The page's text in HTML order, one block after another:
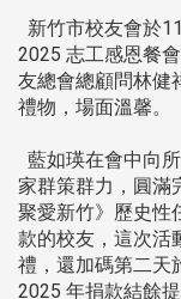
新竹市校友會於
2025 志工感恩餐
友總會總顧問林健
禮物，場面溫馨。
藍如瑛在會中向
家群策群力，圓滿
聚愛新竹》歷史性
款的校友，這次活
禮，還加碼第二天
2025 年捐款結餘